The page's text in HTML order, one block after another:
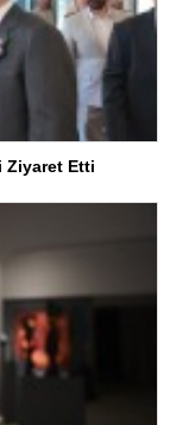
Ziyaret Etti